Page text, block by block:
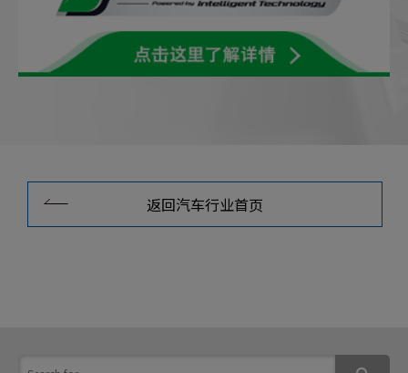
返回汽车行业首页